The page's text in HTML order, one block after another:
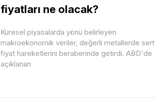
fiyatları ne olacak?
Küresel piyasalarda yönü belirleyen
makroekonomik veriler, değerli metallerde sert
fiyat hareketlerini beraberinde getirdi. ABD'de
açıklanan